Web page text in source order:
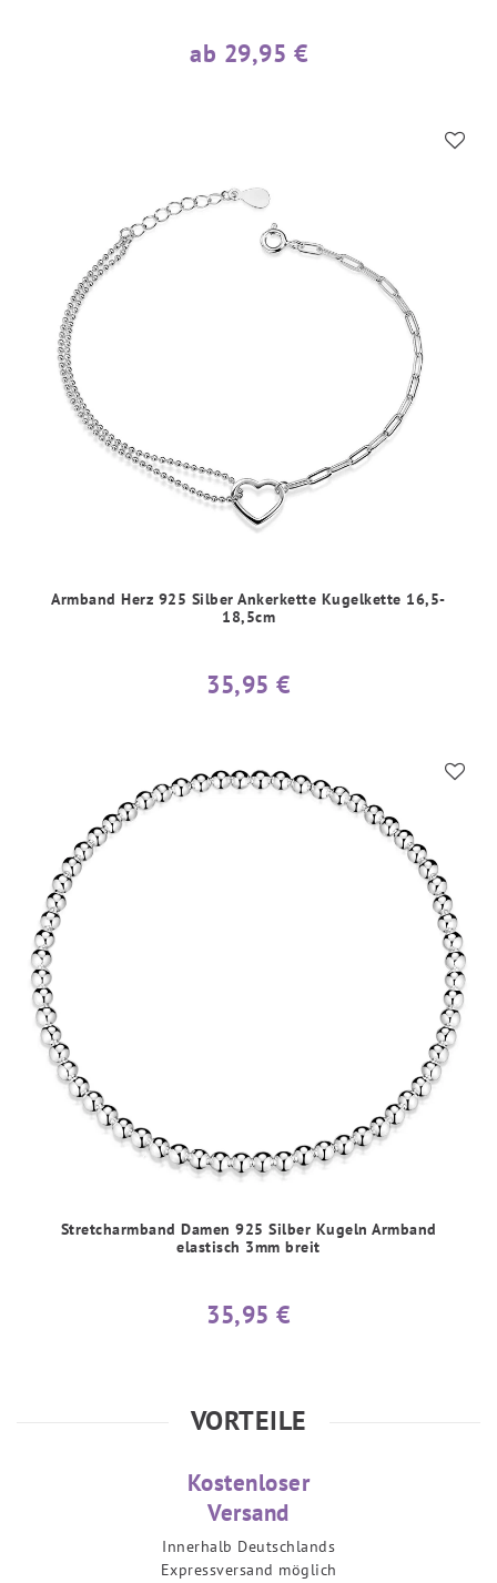
ab 29,95 €
Armband Herz 925 Silber Ankerkette Kugelkette 16,5-
18,5cm
35,95 €
Stretcharmband Damen 925 Silber Kugeln Armband
elastisch 3mm breit
35,95 €
VORTEILE
Kostenloser
Versand
Innerhalb Deutschlands
Expressversand möglich